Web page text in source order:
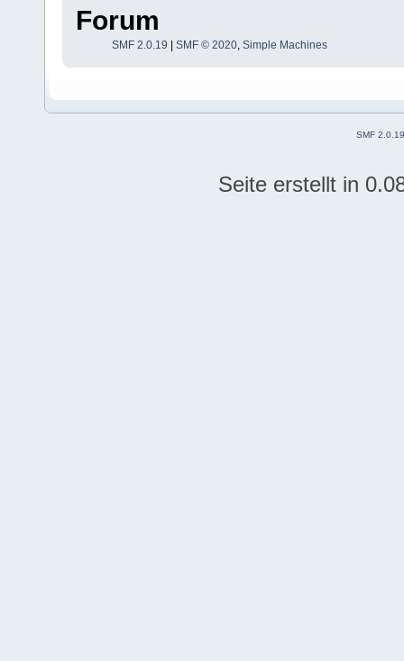
Forum
SMF 2.0.19 | SMF © 2020, Simple Machines
SMF 2.0.19
Seite erstellt in